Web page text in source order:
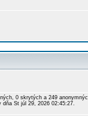
0 skrytých a 249
dňa St júl 29, 2026 02:45:27.